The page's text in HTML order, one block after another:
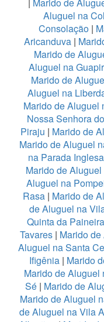
Aluguel na
Consolação |
Aricanduva |
Marido de
Aluguel na
Marido de
Aluguel na
Marido de Aluguel
Nossa Senhora
Piraju | Marido de
Marido de Aluguel
na Parada Inglesa
Marido de
Aluguel na
Rasa| Marido de
de Aluguel na
Quinta da Paineira
Tavares | Marido
Aluguel na Santa
Ifigênia | Marido
Marido de Aluguel
Sé | Marido de
Marido de Aluguel
de Aluguel na Vila